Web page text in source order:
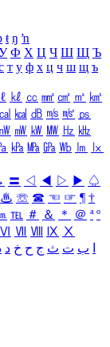
ŧ ŋ ŉ
Ф Х Ц Ч Ш Щ Ъ
т у ф х ц ч ш щ ъ
ℓ ㎘ ㏄ ㎣ ㎤ ㎥ ㎦
㎈ ㎉ ㏈ ㎧ ㎨ ㎰
㎻ ㎽ ㎾ ㎿ ㎐ ㎑
㎪ ㎫ ㎬ ㏝ ㏐
㏓
〓 ◁ ◀ ▷ ▶ ♤
♨ ☏ ☎ ☜ ☞ ¶ †
℡ ＃ ＆ ＊ ＠ ª º
Ⅵ Ⅶ Ⅷ Ⅸ Ⅹ
ب ت ث ج ح خ د